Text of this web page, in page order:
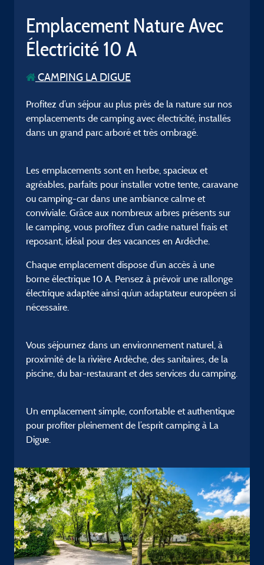
Emplacement Nature Avec
Électricité 10 A
CAMPING LA DIGUE
Profitez d’un séjour au plus près de la nature sur nos
emplacements de camping avec électricité, installés
dans un grand parc arboré et très ombragé.
Les emplacements sont en herbe, spacieux et
agréables, parfaits pour installer votre tente, caravane
ou camping-car dans une ambiance calme et
conviviale. Grâce aux nombreux arbres présents sur
le camping, vous profitez d’un cadre naturel frais et
reposant, idéal pour des vacances en Ardèche.
Chaque emplacement dispose d’un accès à une
borne électrique 10 A. Pensez à prévoir une rallonge
électrique adaptée ainsi qu’un adaptateur européen si
nécessaire.
Vous séjournez dans un environnement naturel, à
proximité de la rivière Ardèche, des sanitaires, de la
piscine, du bar-restaurant et des services du camping.
Un emplacement simple, confortable et authentique
pour profiter pleinement de l’esprit camping à La
Digue.